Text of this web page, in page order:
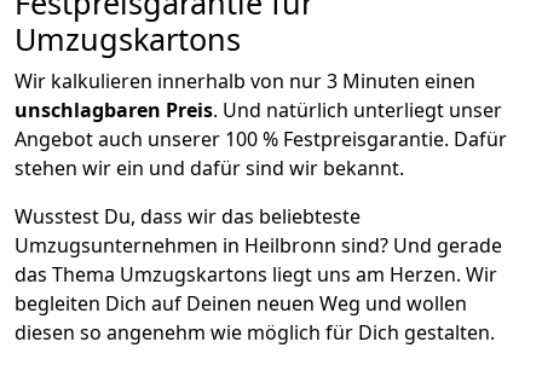
Umzugskartons
Wir kalkulieren innerhalb von nur 3 Minuten einen
unschlagbaren Preis. Und natürlich unterliegt unser
Angebot auch unserer 100 % Festpreisgarantie. Dafür
stehen wir ein und dafür sind wir bekannt.
Wusstest Du, dass wir das beliebteste
Umzugsunternehmen in Heilbronn sind? Und gerade
das Thema Umzugskartons liegt uns am Herzen. Wir
begleiten Dich auf Deinen neuen Weg und wollen
diesen so angenehm wie möglich für Dich gestalten.